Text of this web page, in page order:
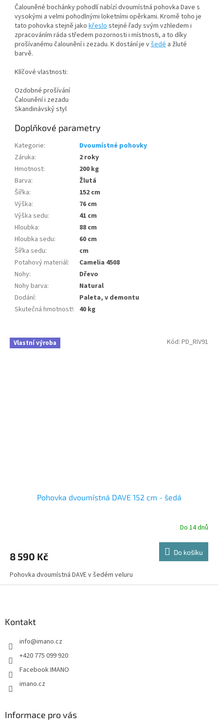
Čalouněné bochánky pohodlí nabízí dvoumístná pohovka Dave s
vysokými a velmi pohodlnými loketními opěrkami. Kromě toho je
tato pohovka stejně jako křeslostejné řady svým vzhledem i
zpracováním ráda středem pozornosti i místnosti, a to díky
prošívanému čalounění i zezadu. K dostání je všedé a žluté
barvě.
Klíčové vlastnosti:
Ozdobné prošívání
Čalounění i zezadu
Skandinávský styl
Doplňkové parametry
Kategorie:
Dvoumístné pohovky
Záruka:
2 roky
Hmotnost:
200 kg
Barva:
Žlutá
Šířka:
152 cm
Výška:
76 cm
Výška sedu:
41 cm
Hloubka:
88 cm
Hloubka sedu:
60 cm
Šířka sedu:
cm
Potahový materiál:
Camelia 4508
Nohy:
Dřevo
Nohy barva:
Natural
Dodání:
Paleta, v demontu
Skutečná hmotnost!: 40 kg
Vlastní výroba
Pohovka dvoumístná DAVE 152 cm - šedá
Do 14 dnů
8 590 Kč Do košíku
Pohovka dvoumístná DAVE v šedém veluru
Kód: PD_RIV91
Kontakt
info@imano.cz
+420 775 099 920
Facebook IMANO
imano.cz
Informace pro vás